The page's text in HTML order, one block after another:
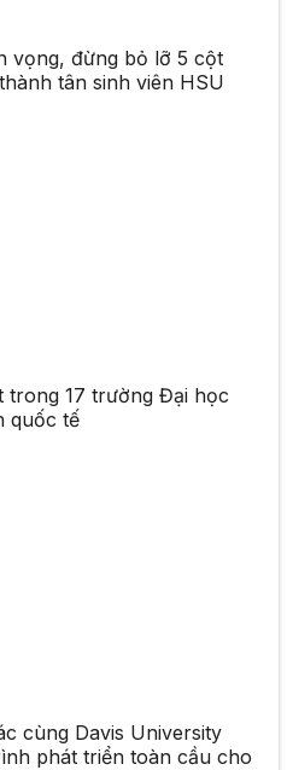
vọng, đừng bỏ lỡ 5 cột
tân sinh viên HSU
trong 17 trường Đại học
quốc tế
cùng Davis University
phát triển toàn cầu cho